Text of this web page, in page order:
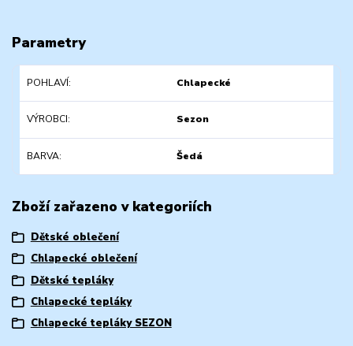
Parametry
POHLAVÍ Chlapecké
VÝROBCI Sezon
BARVA Šedá
Zboží zařazeno v kategoriích
Dětské oblečení
Chlapecké oblečení
Dětské tepláky
Chlapecké tepláky
Chlapecké tepláky SEZON